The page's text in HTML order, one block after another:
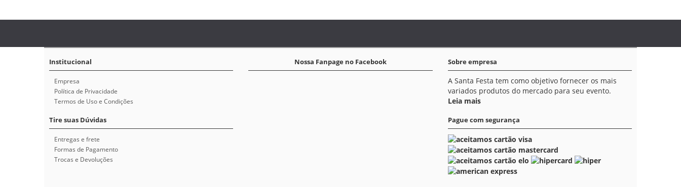
Institucional
Empresa
Política de Privacidade
Termos de Uso e Condições
Tire suas Dúvidas
Entregas e frete
Formas de Pagamento
Trocas e Devoluções
Nossa Fanpage no Facebook Sobre empresa
A Santa Festa tem como objetivo fornecer os mais
variados produtos do mercado para seu evento.
Leia mais
Pague com segurança